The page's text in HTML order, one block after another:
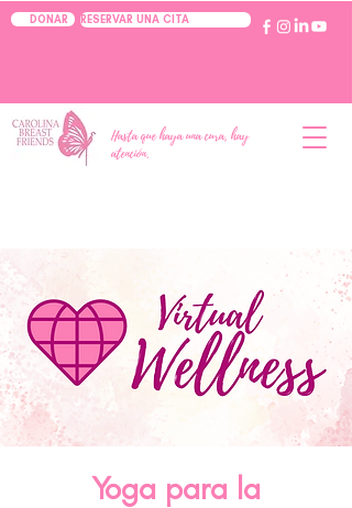
DONAR RESERVAR UNA CITA
Hasta que haya una cura, hay
atención.
Yoga para la